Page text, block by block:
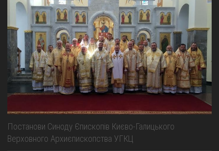
Постанови Синоду Єпископів Києво-Галицького
Верховного Архиєпископства УГКЦ